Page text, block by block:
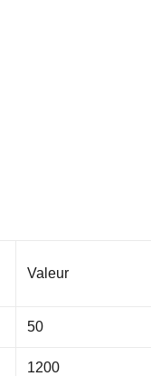
Valeur
50
1200